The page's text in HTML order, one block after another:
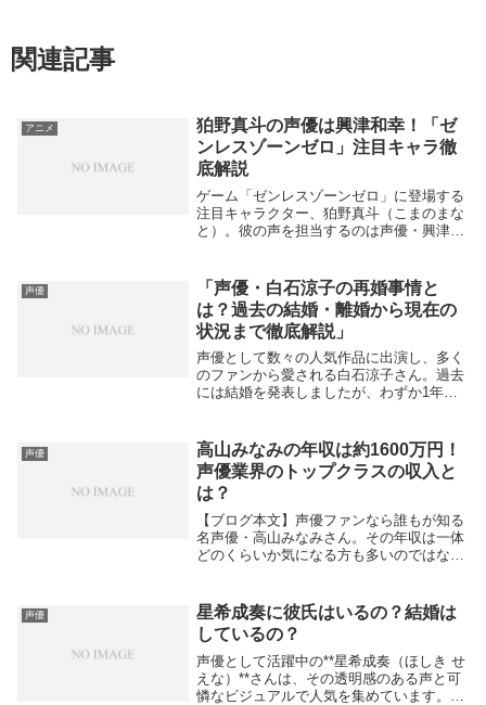
関連記事
アニメ
狛野真斗の声優は興津和幸！「ゼ
ンレスゾーンゼロ」注目キャラ徹
底解説
ゲーム「ゼンレスゾーンゼロ」に登場する
注目キャラクター、狛野真斗（こまのまな
と）。彼の声を担当するのは声優・興津和
役や、「僕のヒーローアカデミア」のファ
ットガム役な...
声優
「声優・白石涼子の再婚事情と
は？過去の結婚・離婚から現在の
状況まで徹底解説」
声優として数々の人気作品に出演し、多く
のファンから愛される白石涼子さん。過去
には結婚を発表しましたが、わずか1年足
気になる再婚の可能性についてまとめまし
た。白石涼子...
声優
高山みなみの年収は約1600万円！
声優業界のトップクラスの収入と
は？
【ブログ本文】声優ファンなら誰もが知る
名声優・高山みなみさん。その年収は一体
どのくらいか気になる方も多いのではない
日本人の平均年収の約4倍、声優業界の平
均年収の...
声優
星希成奏に彼氏はいるの？結婚は
しているの？
声優として活躍中の**星希成奏（ほしき せ
えな）**さんは、その透明感のある声と可
憐なビジュアルで人気を集めています。特